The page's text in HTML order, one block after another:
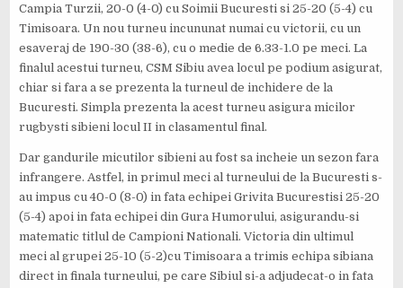
IMG-20180902-WA0072
IMG-20180902-WA0023
IMG-20180902-WA0014
IMG-20180902-WA0009
SAM_2136
40670106_10214476331595674_32088760150948
57728_n
SAM_2108
SAM_2092
IMG_20180901_100759
IMG-20180902-WA0087
IMG-20180902-WA0141
IMG-20180902-WA0148
IMG_20180902_135956
Campia Turzii, 20-0 (4-0) cu Soimii Bucuresti si 25-20 (5-4) cu
Timisoara. Un nou turneu incununat numai cu victorii, cu un
esaveraj de 190-30 (38-6), cu o medie de 6.33-1.0 pe meci. La
finalul acestui turneu, CSM Sibiu avea locul pe podium asigurat,
chiar si fara a se prezenta la turneul de inchidere de la
Bucuresti. Simpla prezenta la acest turneu asigura micilor
rugbysti sibieni locul II in clasamentul final.
Dar gandurile micutilor sibieni au fost sa incheie un sezon fara
infrangere. Astfel, in primul meci al turneului de la Bucuresti s-
au impus cu 40-0 (8-0) in fata echipei Grivita Bucurestisi 25-20
(5-4) apoi in fata echipei din Gura Humorului, asigurandu-si
matematic titlul de Campioni Nationali. Victoria din ultimul
meci al grupei 25-10 (5-2)cu Timisoara a trimis echipa sibiana
direct in finala turneului, pe care Sibiul si-a adjudecat-o in fata